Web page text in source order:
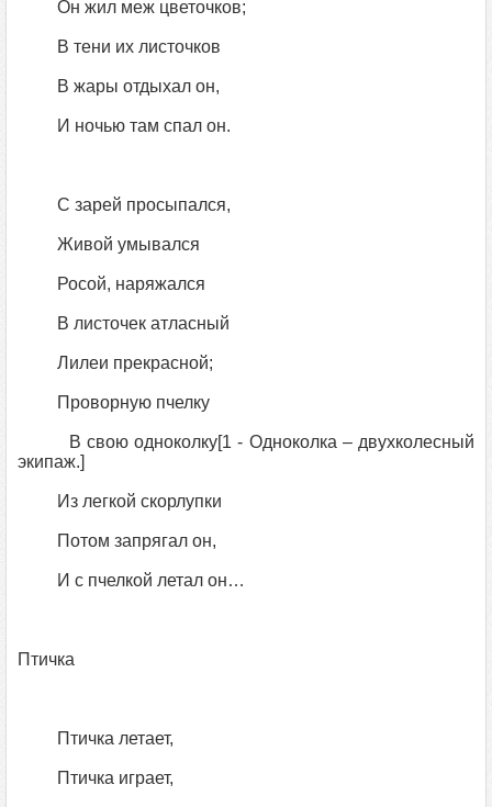
Он жил меж цветочков;
В тени их листочков
В жары отдыхал он,
И ночью там спал он.
С зарей просыпался,
Живой умывался
Росой, наряжался
В листочек атласный
Лилеи прекрасной;
Проворную пчелку
В свою одноколку[1 - Одноколка – двухколесный
экипаж.]
Из легкой скорлупки
Потом запрягал он,
И с пчелкой летал он…
Птичка
Птичка летает,
Птичка играет,